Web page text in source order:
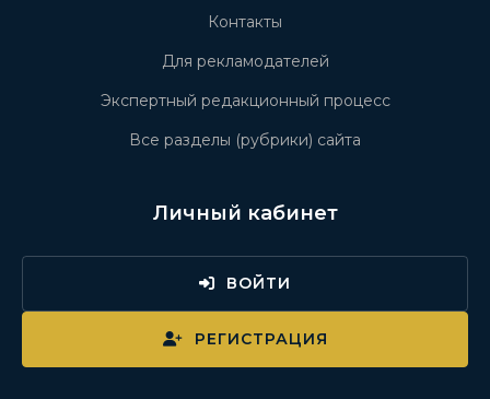
Контакты
Для рекламодателей
Экспертный редакционный процесс
Все разделы (рубрики) сайта
Личный кабинет
ВОЙТИ
РЕГИСТРАЦИЯ